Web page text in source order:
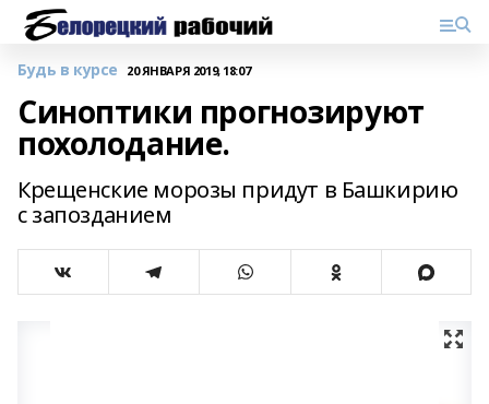
Будь в курсе 20 ЯНВАРЯ 2019, 18:07
Синоптики прогнозируют
похолодание.
Крещенские морозы придут в Башкирию
с запозданием